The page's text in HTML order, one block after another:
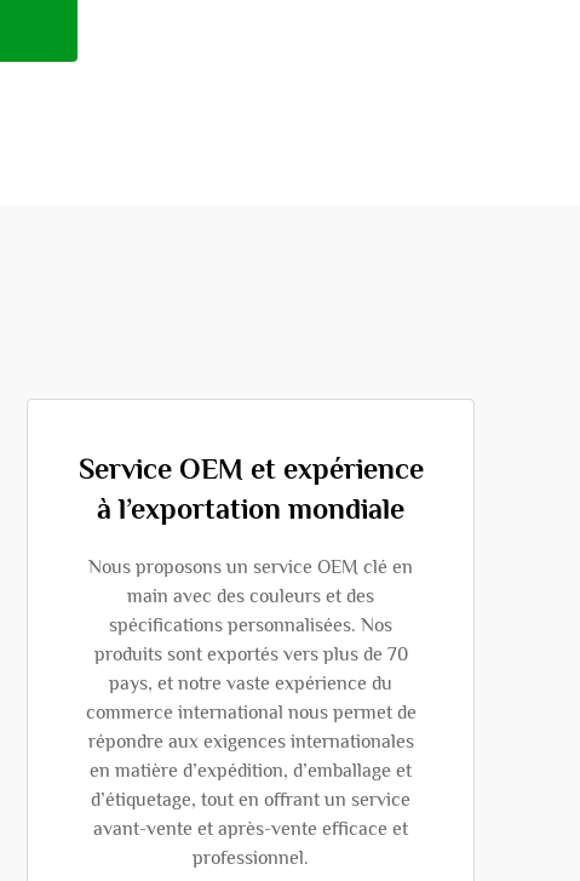
Service OEM et expérience
à l’exportation mondiale
Nous proposons un service OEM clé en
main avec des couleurs et des
spécifications personnalisées. Nos
produits sont exportés vers plus de 70
pays, et notre vaste expérience du
commerce international nous permet de
répondre aux exigences internationales
en matière d’expédition, d’emballage et
d’étiquetage, tout en offrant un service
avant-vente et après-vente efficace et
professionnel.